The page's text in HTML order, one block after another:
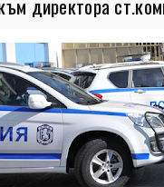
директора